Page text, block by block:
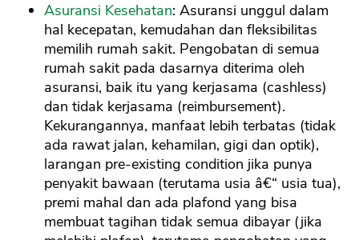
Asuransi Kesehatan: Asuransi unggul dalam
hal kecepatan, kemudahan dan fleksibilitas
memilih rumah sakit. Pengobatan di semua
rumah sakit pada dasarnya diterima oleh
asuransi, baik itu yang kerjasama (cashless)
dan tidak kerjasama (reimbursement).
Kekurangannya, manfaat lebih terbatas (tidak
ada rawat jalan, kehamilan, gigi dan optik),
larangan pre-existing condition jika punya
penyakit bawaan (terutama usia â€“ usia tua),
premi mahal dan ada plafond yang bisa
membuat tagihan tidak semua dibayar (jika